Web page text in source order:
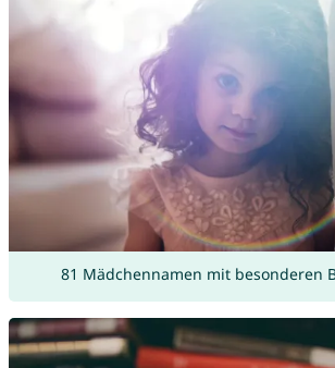
81 Mädchennamen mit besonderen